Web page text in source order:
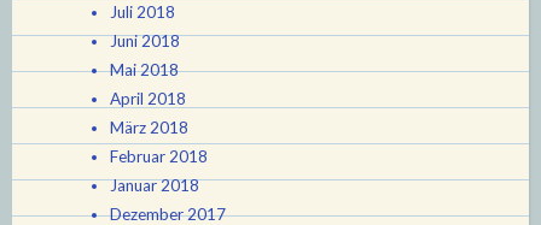
Juli 2018
Juni 2018
Mai 2018
April 2018
März 2018
Februar 2018
Januar 2018
Dezember 2017